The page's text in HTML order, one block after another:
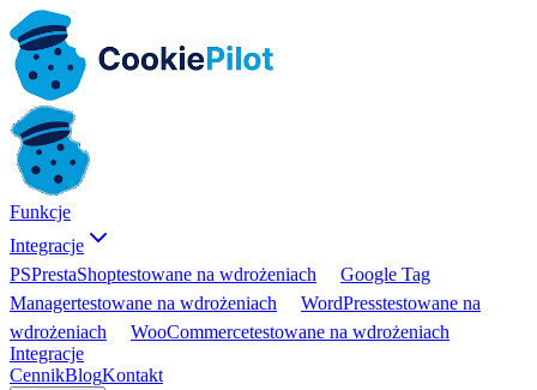
Funkcje
Integracje
PSPrestaShoptestowane na wdrożeniach
Google Tag
Managertestowane na wdrożeniach WordPresstestowane na
wdrożeniach
WooCommercetestowane na wdrożeniach
Integracje
CennikBlogKontakt